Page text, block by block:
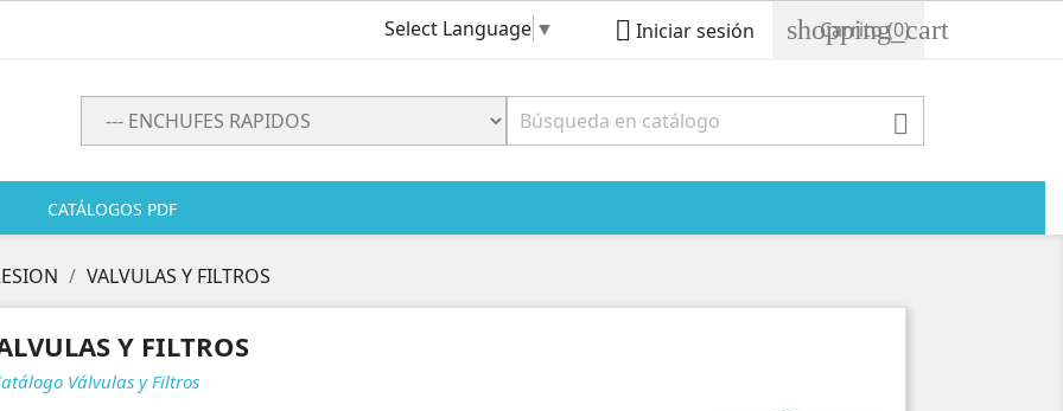
Select Language ▼  Iniciar sesión shopping_cart
Carrito(0)

CATÁLOGOS PDF
VALVULAS Y FILTROS
Y FILTROS
Válvulas y Filtros